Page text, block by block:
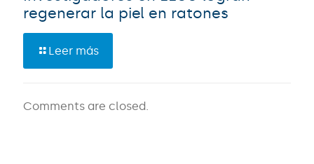
regenerar la piel en ratones
Leer más
Comments are closed.